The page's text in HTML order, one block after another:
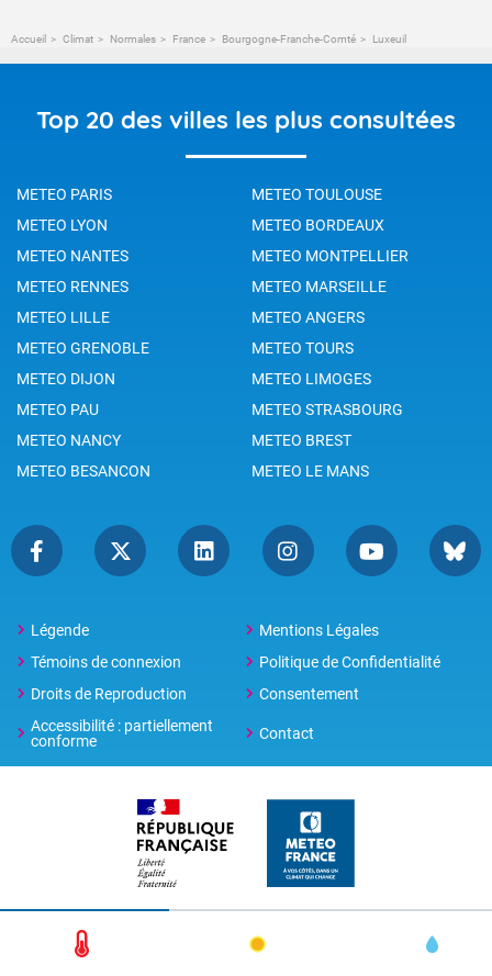
Accueil Climat Normales France Bourgogne-Franche-Comté Luxeuil
Top 20 des villes les plus consultées
METEO PARIS
METEO TOULOUSE
METEO LYON
METEO BORDEAUX
METEO NANTES
METEO MONTPELLIER
METEO RENNES
METEO MARSEILLE
METEO LILLE
METEO ANGERS
METEO GRENOBLE
METEO TOURS
METEO DIJON
METEO LIMOGES
METEO PAU
METEO STRASBOURG
METEO NANCY
METEO BREST
METEO BESANCON
METEO LE MANS
Légende
Mentions Légales
Témoins de connexion
Politique de Confidentialité
Droits de Reproduction
Consentement
Accessibilité : partiellement
conforme
Contact
© 2026 Copyright -Météo-France